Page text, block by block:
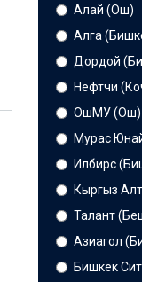
Алай (Ош)
Алга
Дордой
Нефтчи
ОшМУ (Ош)
Мурас
Илбирс
Кыргыз
Талант
Азиагол
Бишкек